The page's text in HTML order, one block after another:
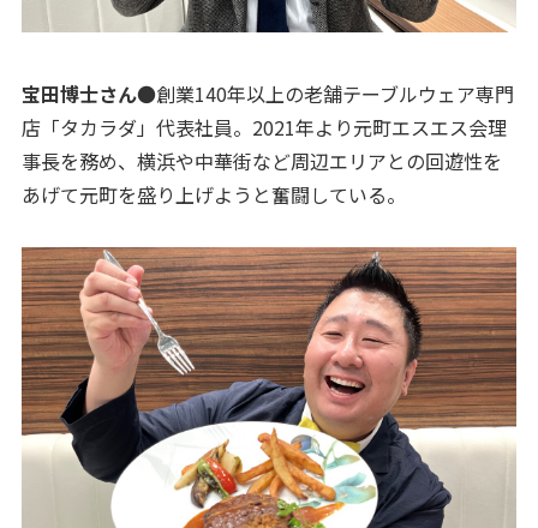
宝田博士さん●創業140年以上の老舗テーブルウェア専門
店「タカラダ」代表社員。2021年より元町エスエス会理
事長を務め、横浜や中華街など周辺エリアとの回遊性を
あげて元町を盛り上げようと奮闘している。